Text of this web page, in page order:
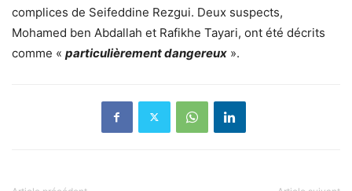
complices de Seifeddine Rezgui. Deux suspects,
Mohamed ben Abdallah et Rafikhe Tayari, ont été décrits
comme « particulièrement dangereux ».